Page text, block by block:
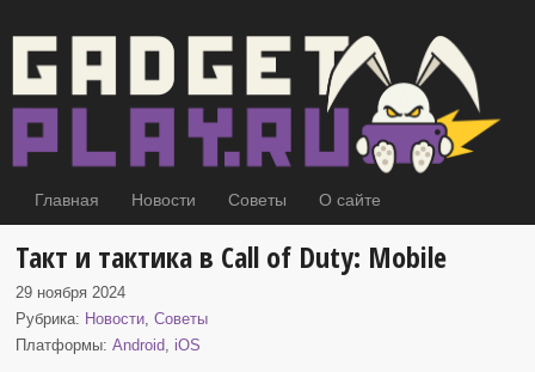
Главная Новости Советы О сайте
Такт и тактика в Call of Duty: Mobile
29 ноября 2024
Рубрика: Новости,Советы
Платформы:Android, iOS